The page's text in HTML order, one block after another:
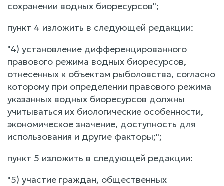
сохранении водных биоресурсов";
пункт 4 изложить в следующей редакции:
"4) установление дифференцированного
правового режима водных биоресурсов,
отнесенных к объектам рыболовства, согласно
которому при определении правового режима
указанных водных биоресурсов должны
учитываться их биологические особенности,
экономическое значение, доступность для
использования и другие факторы;";
пункт 5 изложить в следующей редакции:
"5) участие граждан, общественных